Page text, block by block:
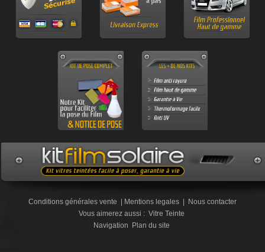
Conditions générales vente | Mentions legales | Nous contacter
Vous aimerez aussi : Vitre Teinte
Navigation Plan du site